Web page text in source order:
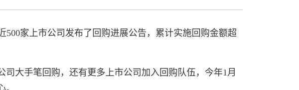
家上市公司发布了回购进展公告，累计实施回购金额超
大手笔回购，还有更多上市公司加入回购队伍，今年1月